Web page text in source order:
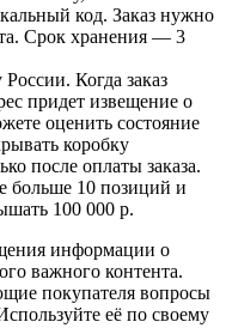
код. Заказ нужно
Срок хранения — 3
Когда заказ
придет извещение о
оценить состояние
коробку
после оплаты заказа.
больше 10 позиций и
100 000 р.
информации о
важного контента.
покупателя вопросы
её по своему